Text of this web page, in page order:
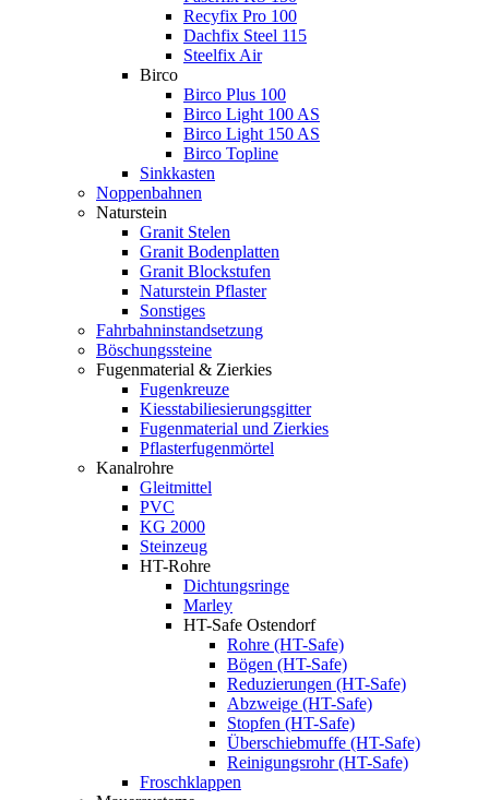
Recyfix Pro 100
Dachfix Steel 115
Steelfix Air
Birco
Birco Plus 100
Birco Light 100 AS
Birco Light 150 AS
Birco Topline
Sinkkasten
Noppenbahnen
Naturstein
Granit Stelen
Granit Bodenplatten
Granit Blockstufen
Naturstein Pflaster
Sonstiges
Fahrbahninstandsetzung
Böschungssteine
Fugenmaterial & Zierkies
Fugenkreuze
Kiesstabiliesierungsgitter
Fugenmaterial und Zierkies
Pflasterfugenmörtel
Kanalrohre
Gleitmittel
PVC
KG 2000
Steinzeug
HT-Rohre
Dichtungsringe
Marley
HT-Safe Ostendorf
Rohre (HT-Safe)
Bögen (HT-Safe)
Reduzierungen (HT-Safe)
Abzweige (HT-Safe)
Stopfen (HT-Safe)
Überschiebmuffe (HT-Safe)
Reinigungsrohr (HT-Safe)
Froschklappen